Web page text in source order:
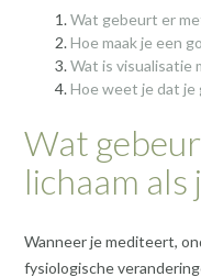
Wat gebeurt er
Hoe maak je een
Wat is visualisatie
Hoe weet je dat je
Wat
lichaam
Wanneer je mediteert,
fysiologische